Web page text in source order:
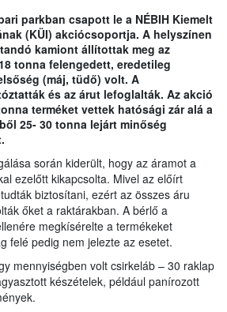
parkban csapott le a NÉBIH Kiemelt
(KÜI) akciócsoportja. A helyszínen
kamiont állítottak meg az
tonna felengedett, eredetileg
(máj, tüdő) volt. A
és az árut lefoglalták. Az akció
terméket vettek hatósági zár alá a
25- 30 tonna lejárt minőség
során kiderült, hogy az áramot a
ezelőtt kikapcsolta. Mivel az előírt
biztosítani, ezért az összes áru
őket a raktárakban. A bérlő a
megkísérelte a termékeket
felé pedig nem jelezte az esetet.
mennyiségben volt csirkeláb – 30 raklap
készételek, például panírozott